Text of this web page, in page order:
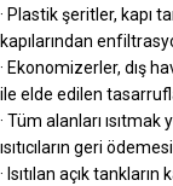
· Plastik şeritler, kapı
kapılarından
· Ekonomizerler, dış
ile elde edilen
· Tüm alanları
ısıtıcıların geri
· Isıtılan açık